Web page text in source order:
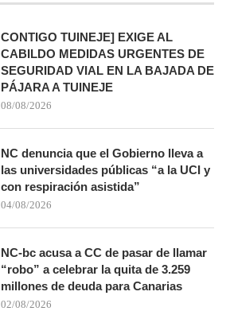
CONTIGO TUINEJE] EXIGE AL
CABILDO MEDIDAS URGENTES DE
SEGURIDAD VIAL EN LA BAJADA DE
PÁJARA A TUINEJE
08/08/2026
NC denuncia que el Gobierno lleva a
las universidades públicas “a la UCI y
con respiración asistida”
04/08/2026
NC-bc acusa a CC de pasar de llamar
“robo” a celebrar la quita de 3.259
millones de deuda para Canarias
02/08/2026